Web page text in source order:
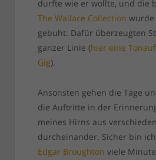
durfte wie er wollte, und die
The Wallace Collection wurde
gebuht. Dafür überzeugten
ganzer Linie (hier eine
Gig).
Ansonsten gehen die Tage
die Auftritte in der
meines Hirns aus
durcheinander. Sicher bin
Edgar Broughton viele